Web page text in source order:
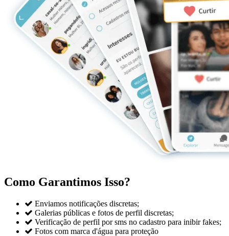
Como Garantimos Isso?
 Enviamos notificações discretas;
 Galerias públicas e fotos de perfil discretas;
 Verificação de perfil por sms no cadastro para inibir fakes;
 Fotos com marca d'água para proteção